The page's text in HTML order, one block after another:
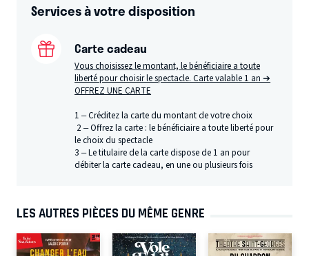
Services à votre disposition
Carte cadeau
Vous choisissez le montant, le bénéficiaire a toute
liberté pour choisir le spectacle. Carte valable 1 an ➔
OFFREZ UNE CARTE
1 – Créditez la carte du montant de votre choix
2 – Offrez la carte : le bénéficiaire a toute liberté pour
le choix du spectacle
3 – Le titulaire de la carte dispose de 1 an pour
débiter la carte cadeau, en une ou plusieurs fois
LES AUTRES PIÈCES DU MÊME GENRE